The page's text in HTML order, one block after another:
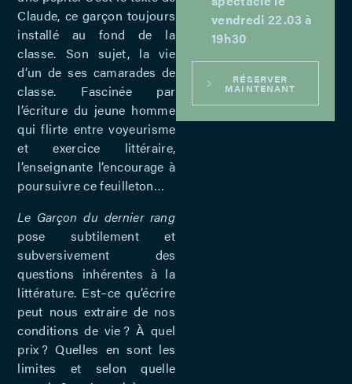
Claude, ce garçon toujours
installé au fond de la
classe. Son sujet, la vie
d’un de ses camarades de
classe. Fascinée par
l’écriture du jeune homme
qui flirte entre voyeurisme
et exercice littéraire,
l’enseignante l’encourage à
poursuivre ce feuilleton…
Le Garçon du dernier rang
pose subtilement et
subversivement des
questions inhérentes à la
littérature. Est–ce qu’écrire
peut nous extraire de nos
conditions de vie ? À quel
prix ? Quelles en sont les
limites et selon quelle
vendredi 22.03 à
19h30
RÉSERVER
MAINTENANT